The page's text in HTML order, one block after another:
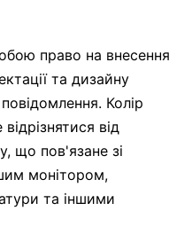
право на внесення
та дизайну
Колір
від
що пов'язане зі
монітором,
та іншими